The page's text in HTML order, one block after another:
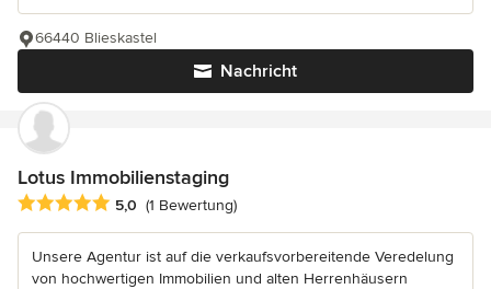
Nachricht
66440 Blieskastel
Lotus Immobilienstaging
Durchschnittliche Bewertung: 5 von 5 Sternen
5,0 (1 Bewertung)
Unsere Agentur ist auf die verkaufsvorbereitende Veredelung
von hochwertigen Immobilien und alten Herrenhäusern